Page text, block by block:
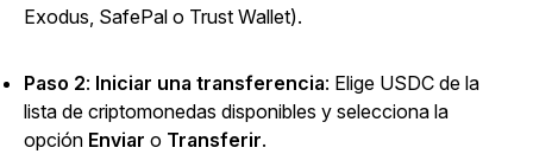
Exodus, SafePal o Trust Wallet).
Paso 2: Iniciar una transferencia: Elige USDC de la
lista de criptomonedas disponibles y selecciona la
opción Enviar o Transferir.